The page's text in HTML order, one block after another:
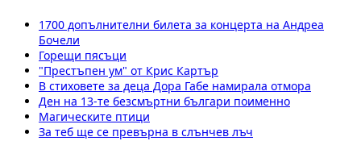
1700 допълнителни билета за концерта на Андреа
Бочели
Горещи пясъци
"Престъпен ум" от Крис Картър
В стиховете за деца Дора Габе намирала отмора
Ден на 13-те безсмъртни българи поименно
Магическите птици
За теб ще се превърна в слънчев лъч